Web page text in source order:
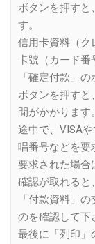
ボタンを押すと
す。
信用卡資料（ク
卡號（カード番
「確定付款」
ボタンを押すと
間がかかります。
途中で、VISA
唱番号などを要
要求された場合
確認が取れると
「付款資料」
のを確認して下
最後に「列印」